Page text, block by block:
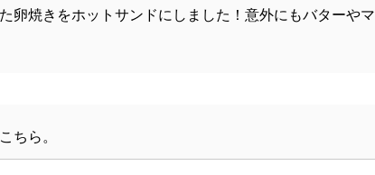
卵焼きをホットサンドにしました！意外にもバターやマ
ちら。